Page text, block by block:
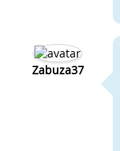
Zabuza37